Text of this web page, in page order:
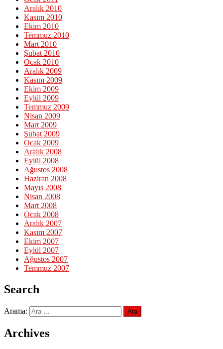
Aralık 2010
Kasım 2010
Ekim 2010
Temmuz 2010
Mart 2010
Şubat 2010
Ocak 2010
Aralık 2009
Kasım 2009
Ekim 2009
Eylül 2009
Temmuz 2009
Nisan 2009
Mart 2009
Şubat 2009
Ocak 2009
Aralık 2008
Eylül 2008
Ağustos 2008
Haziran 2008
Mayıs 2008
Nisan 2008
Mart 2008
Ocak 2008
Aralık 2007
Kasım 2007
Ekim 2007
Eylül 2007
Ağustos 2007
Temmuz 2007
Search
Arama:
Archives